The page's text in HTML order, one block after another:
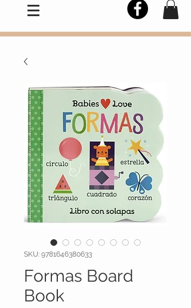
SKU: 9781646380633
Formas Board
Book